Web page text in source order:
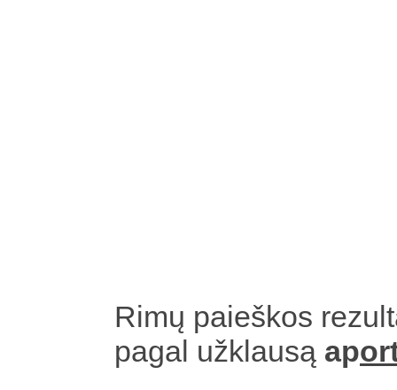
Rimų paieškos
pagal užklausą ap